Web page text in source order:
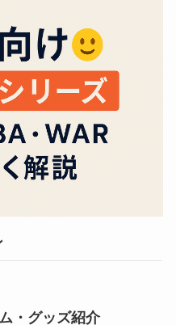
・グッズ紹介